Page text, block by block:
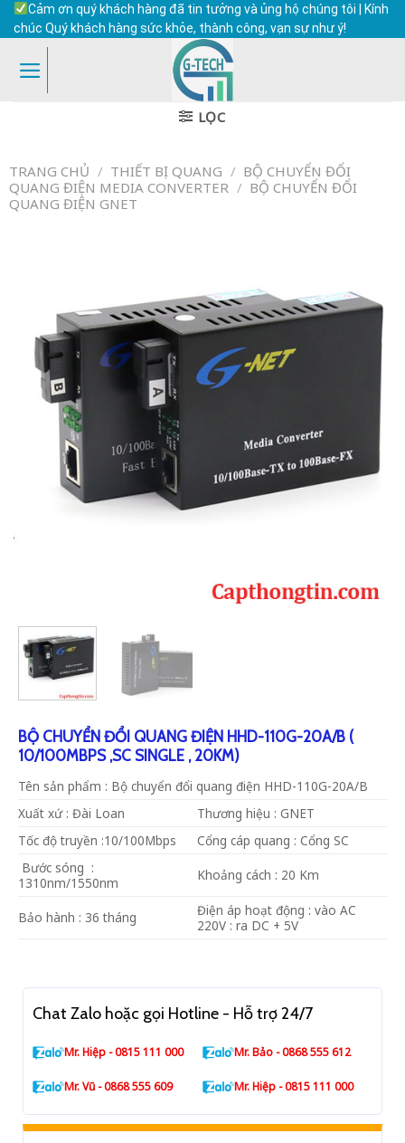
Skip
content
Cảm ơn quý khách hàng đã tin tưởng và ủng hộ chúng tôi | Kính
chúc Quý khách hàng sức khỏe, thành công, vạn sự như ý!
LỌC
TRANG CHỦ / THIẾT BỊ QUANG / BỘ CHUYỂN ĐỔI
QUANG ĐIỆN MEDIA CONVERTER / BỘ CHUYỂN ĐỔI
QUANG ĐIỆN GNET
BỘ CHUYỂN ĐỔI QUANG ĐIỆN HHD-110G-20A/B (
10/100MBPS ,SC SINGLE , 20KM)
Tên sản phẩm : Bộ chuyển đổi quang điện HHD-110G-20A/B
Xuất xứ : Đài Loan
Thương hiệu : GNET
Tốc độ truyền :10/100Mbps
Cổng cáp quang : Cổng SC
Bước sóng :
1310nm/1550nm
Khoảng cách : 20 Km
Bảo hành : 36 tháng
Điện áp hoạt động : vào AC
220V : ra DC + 5V
Chat Zalo hoặc gọi Hotline - Hỗ trợ 24/7
Mr. Hiệp - 0815 111 000 Mr. Bảo - 0868 555 612
Mr. Vũ - 0868 555 609 Mr. Hiệp - 0815 111 000